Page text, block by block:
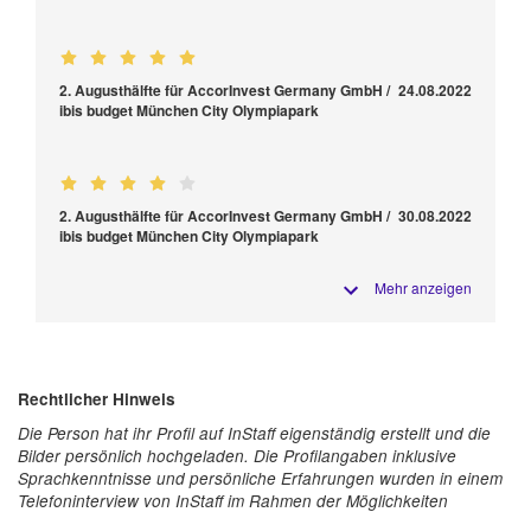
2. Augusthälfte für AccorInvest Germany GmbH /
ibis budget München City Olympiapark
24.08.2022
2. Augusthälfte für AccorInvest Germany GmbH /
ibis budget München City Olympiapark
30.08.2022
Mehr anzeigen
Rechtlicher Hinweis
Die Person hat ihr Profil auf InStaff eigenständig erstellt und die
Bilder persönlich hochgeladen. Die Profilangaben inklusive
Sprachkenntnisse und persönliche Erfahrungen wurden in einem
Telefoninterview von InStaff im Rahmen der Möglichkeiten